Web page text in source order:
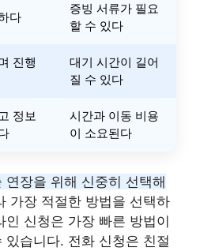
다
증빙 서류가 필요
할 수 있다
진행
대기 시간이 길어
질 수 있다
정보
시간과 이동 비용
이 소요된다
연장을 위해 신중히 선택해
가장 적절한 방법을 선택하
인 신청은 가장 빠른 방법이
있습니다. 전화 신청은 친절